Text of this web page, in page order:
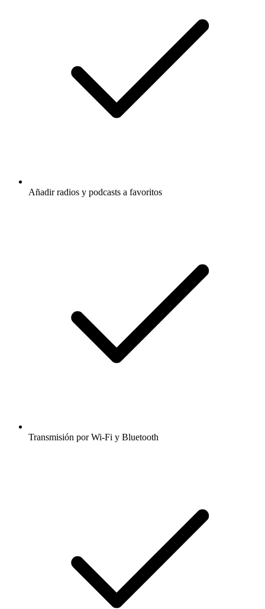
Añadir radios y podcasts a favoritos
Transmisión por Wi-Fi y Bluetooth